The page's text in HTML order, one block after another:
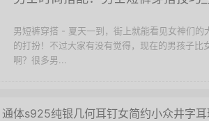
男短裤穿搭 - 夏天一到，街上就能看见女神们
的打扮！不过大家有没有觉得，现在的男孩子
啊？很多男...
通体s925纯银几何耳钉女简约小众井字